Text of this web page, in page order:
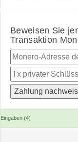
Beweisen Sie
Transaktion
Eingaben (4)